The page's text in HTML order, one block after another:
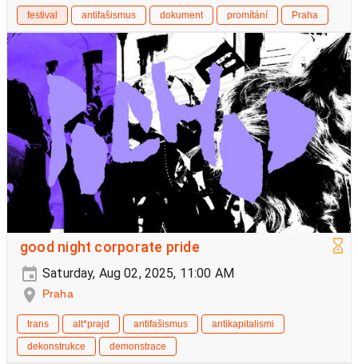
festival antifašismus dokument promítání Praha
good night corporate pride
Saturday, Aug 02, 2025, 11:00 AM
Praha
trans alt*prajd antifašismus
antikapitalismi
dekonstrukce
demonstrace